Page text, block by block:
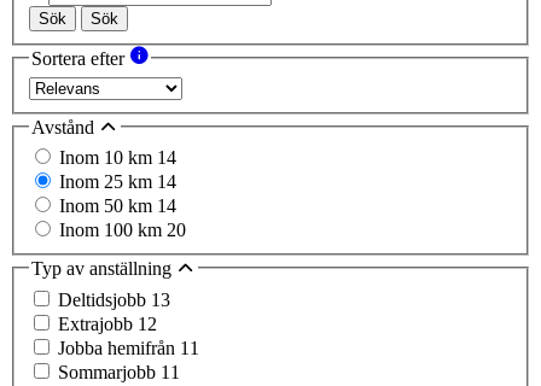
Sök Sök
Sortera efter
Avstånd
Inom 10 km 14
Inom 25 km 14
Inom 50 km 14
Inom 100 km 20
Typ av anställning
Deltidsjobb 13
Extrajobb 12
Jobba hemifrån 11
Sommarjobb 11